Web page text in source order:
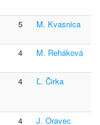
5 M. Kvasnica
4 M. Reháková
4 Ľ. Čirka
4 J. Oravec